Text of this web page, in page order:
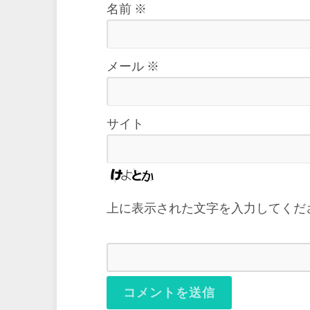
名前 ※
メール ※
サイト
上に表示された文字を入力してくだ